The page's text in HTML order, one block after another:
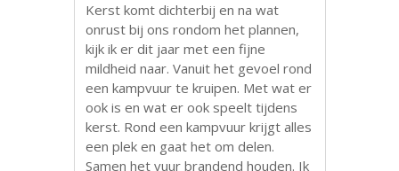
Kerst komt dichterbij en na wat
onrust bij ons rondom het plannen,
kijk ik er dit jaar met een fijne
mildheid naar. Vanuit het gevoel rond
een kampvuur te kruipen. Met wat er
ook is en wat er ook speelt tijdens
kerst. Rond een kampvuur krijgt alles
een plek en gaat het om delen.
Samen het vuur brandend houden. Ik